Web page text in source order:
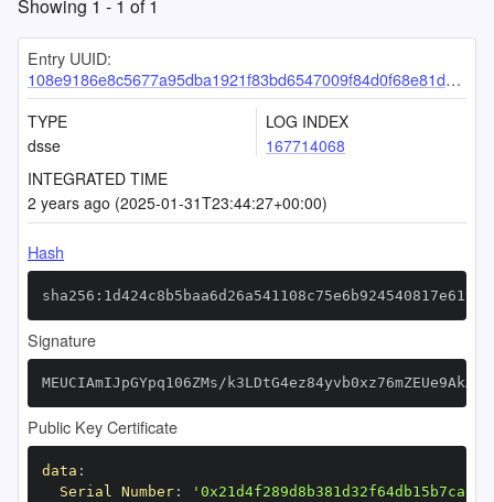
Showing 1 - 1 of1
Entry UUID:
108e9186e8c5677a95dba1921f83bd6547009f84d0f68e81d5f289e3bcaeba8f836755fc5b194817
TYPE
dsse
LOG INDEX
167714068
INTEGRATED TIME
2 years ago (2025-01-31T23:44:27+00:00)
Hash
Signature
MEUCIAmIJpGYpq106ZMs/
Public Key Certificate
data :
Serial Number: